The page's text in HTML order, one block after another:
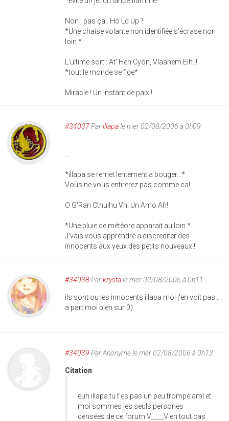
Non , pas ça . Ho Ld Up ?
*Une chaise volante non identifiée s'écrase non
loin *
L'ultime sort : At' Hen Cyon, Vlaahem Elh.!!
*tout le monde se fige*
Miracle ! Un instant de paix !
#34037Parillapale mer 02/08/2006 à 0h09
*illapa se remet lentement a bouger...*
Vous ne vous entirerez pas comme ca!
O G'Ran Cthulhu Vhi Un Amo Ah!
*Une pluie de météore apparait au loin.*
J'vais vous apprendre a discrediter des
innocents aux yeux des petits nouveaux!!
#34038Parkrystale mer 02/08/2006 à 0h11
ils sont ou les innocents illapa moi j'en voit pas .
a part moi bien sur 0)
#34039 ParAnonymele mer 02/08/2006 à 0h13
Citation
euh illapa tu t'es pas un peu trompé aml et
moi sommes les seuls persones
censées de ce forum V____V en tout cas